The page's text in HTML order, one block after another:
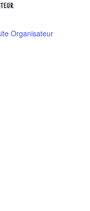
Organisateur